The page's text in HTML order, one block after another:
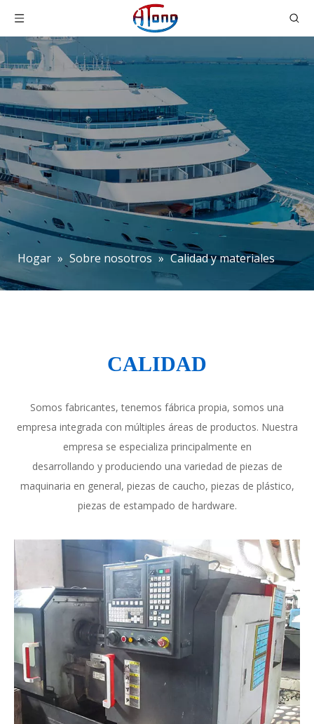
Hogar » Sobre nosotros » Calidad y materiales
CALIDAD
Somos fabricantes, tenemos fábrica propia, somos una
empresa integrada con múltiples áreas de productos. Nuestra
empresa se especializa principalmente en
desarrollando y produciendo una variedad de piezas de
maquinaria en general, piezas de caucho, piezas de plástico,
piezas de estampado de hardware.